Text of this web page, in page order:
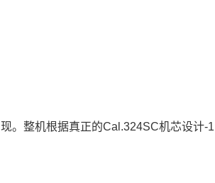
。整机根据真正的Cal.324SC机芯设计-